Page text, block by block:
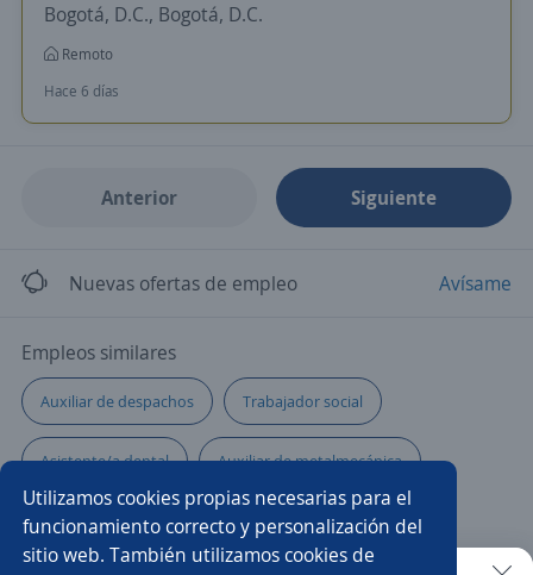
Utilizamos cookies propias necesarias para el
funcionamiento correcto y personalización del
sitio web. También utilizamos cookies de
Bogotá, D.C., Bogotá, D.C.
Remoto
Hace 6 días
Anterior Siguiente
Nuevas ofertas de empleo Avísame
Empleos similares
Auxiliar de despachos Trabajador social
Asistente/a dental Auxiliar de metalmecánica
Asistente/a administrativo Auxiliar siso